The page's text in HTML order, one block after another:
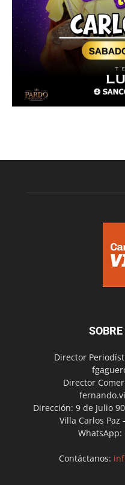
Director
Director
Dirección: 9 de Julio
Villa Carlos
WhatsApp:
Contáctanos: